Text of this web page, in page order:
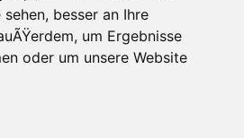
besser an Ihre
um Ergebnisse
oder um unsere Website
-Archiv-Datenschutzerklärung-Nach oben